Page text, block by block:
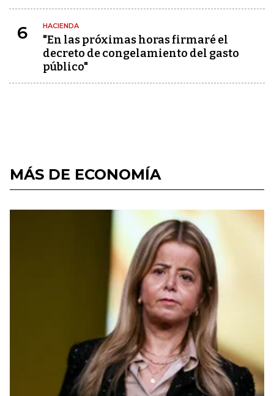
6 HACIENDA
"En las próximas horas firmaré el
decreto de congelamiento del gasto
público"
MÁS DE ECONOMÍA